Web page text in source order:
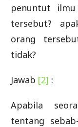
penuntut ilmu
tersebut?
orang
tidak?
Jawab [2] :
Apabila
tentang